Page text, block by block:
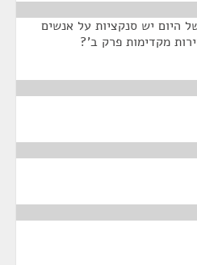
היום יש סנקציות על אנשים
מקדימות פרק ב'?